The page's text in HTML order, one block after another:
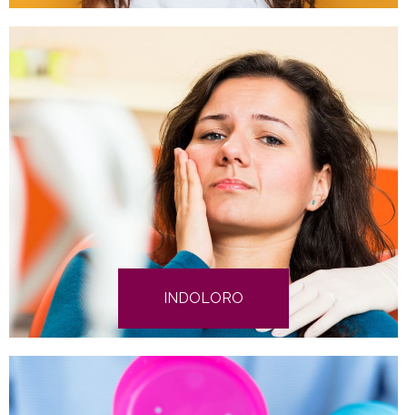
INDOLORO